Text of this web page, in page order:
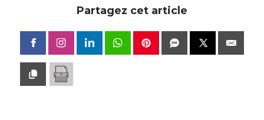
Partagez cet article